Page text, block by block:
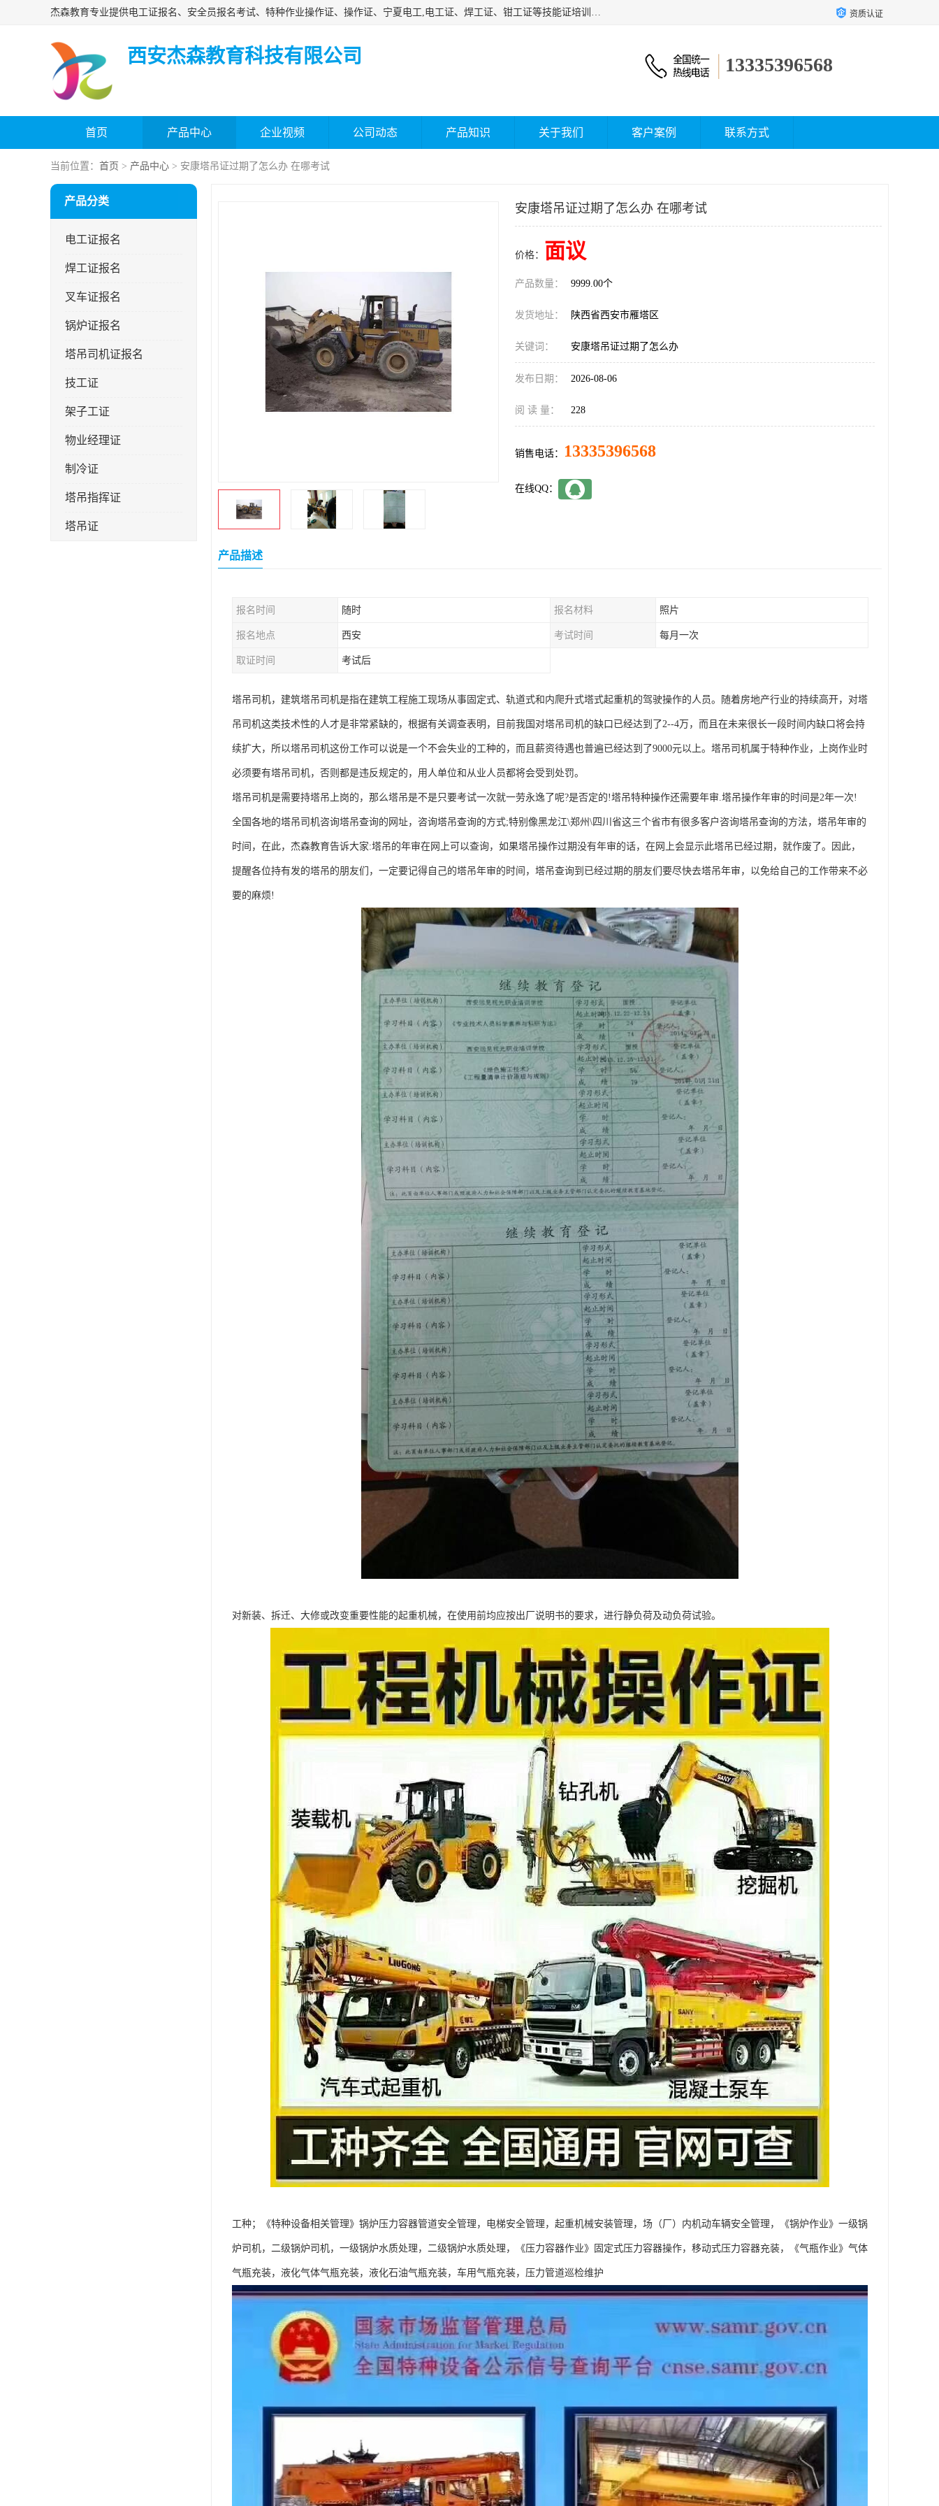
杰森教育专业提供电工证报名、安全员报名考试、特种作业操作证、操作证、宁夏电工,电工证、焊工证、钳工证等技能证培训课程。 资质认证
西安杰森教育科技有限公司 13335396568
首页 产品中心 企业视频 公司动态 产品知识 关于我们 客户案例 联系方式
当前位置： 首页 > 产品中心 > 安康塔吊证过期了怎么办 在哪考试
产品分类
电工证报名
焊工证报名
叉车证报名
锅炉证报名
塔吊司机证报名
技工证
架子工证
物业经理证
制冷证
塔吊指挥证
塔吊证
安康塔吊证过期了怎么办 在哪考试
价格： 面议
产品数量： 9999.00个
发货地址： 陕西省西安市雁塔区
关键词： 安康塔吊证过期了怎么办
发布日期： 2026-08-06
阅 读 量： 228
销售电话： 13335396568
在线QQ：
产品描述
报名时间 随时 报名材料 照片
报名地点 西安 考试时间 每月一次
取证时间 考试后
塔吊司机，建筑塔吊司机是指在建筑工程施工现场从事固定式、轨道式和内爬升式塔式起重机的驾驶操作的人员。随着房地产行业的持续高开，对塔
吊司机这类技术性的人才是非常紧缺的，根据有关调查表明，目前我国对塔吊司机的缺口已经达到了2--4万，而且在未来很长一段时间内缺口将会持
续扩大，所以塔吊司机这份工作可以说是一个不会失业的工种的，而且薪资待遇也普遍已经达到了9000元以上。塔吊司机属于特种作业，上岗作业时
必须要有塔吊司机，否则都是违反规定的，用人单位和从业人员都将会受到处罚。
塔吊司机是需要持塔吊上岗的，那么塔吊是不是只要考试一次就一劳永逸了呢?是否定的!塔吊特种操作还需要年审.塔吊操作年审的时间是2年一次!
全国各地的塔吊司机咨询塔吊查询的网址，咨询塔吊查询的方式;特别像黑龙江\郑州\四川省这三个省市有很多客户咨询塔吊查询的方法，塔吊年审的
时间，在此，杰森教育告诉大家:塔吊的年审在网上可以查询，如果塔吊操作过期没有年审的话，在网上会显示此塔吊已经过期，就作废了。因此，
提醒各位持有发的塔吊的朋友们，一定要记得自己的塔吊年审的时间，塔吊查询到已经过期的朋友们要尽快去塔吊年审，以免给自己的工作带来不必
要的麻烦!
对新装、拆迁、大修或改变重要性能的起重机械，在使用前均应按出厂说明书的要求，进行静负荷及动负荷试验。
工种；《特种设备相关管理》锅炉压力容器管道安全管理，电梯安全管理，起重机械安装管理，场（厂）内机动车辆安全管理，《锅炉作业》一级锅
炉司机，二级锅炉司机，一级锅炉水质处理，二级锅炉水质处理，《压力容器作业》固定式压力容器操作，移动式压力容器充装，《气瓶作业》气体
气瓶充装，液化气体气瓶充装，液化石油气瓶充装，车用气瓶充装，压力管道巡检维护